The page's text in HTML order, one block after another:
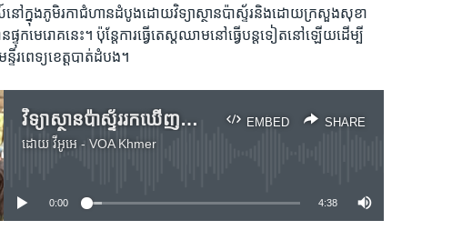
ស៍​នៅ​ក្នុង​ភូមិ​រកា​ជំហាន​ដំបូងដោយ​វិទ្យាស្ថាន​ប៉ាស្ទ័រ​និង​ដោយ​ក្រសួង​សុខា​
មេរោគ​នេះ។ ប៉ុន្តែ​ការ​ធ្វើ​តេស្ត​ឈាម​នៅ​ធ្វើ​បន្ត​ទៀត​នៅ​ឡើយ​ដើម្បី​
រពេទ្យ​ខេត្ត​បាត់ដំបង។
EMBED SHARE
វិទ្យាស្ថាន​ប៉ាស្ទ័រ​រក​ឃើញ​ជា​បឋម​ថា​មនុស្ស​៩០​នាក់​ផ្ទុក​មេរោគ​អេដស៍
ដោយវីអូអេ - VOA Khmer
source currently available
0:00 4:38